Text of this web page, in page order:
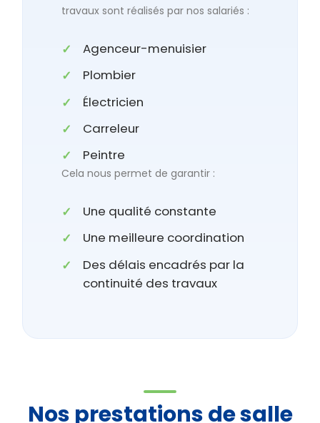
travaux sont réalisés par nos salariés :
Agenceur-menuisier
Plombier
Électricien
Carreleur
Peintre
Cela nous permet de garantir :
Une qualité constante
Une meilleure coordination
Des délais encadrés par la
continuité des travaux
Nos prestations de salle